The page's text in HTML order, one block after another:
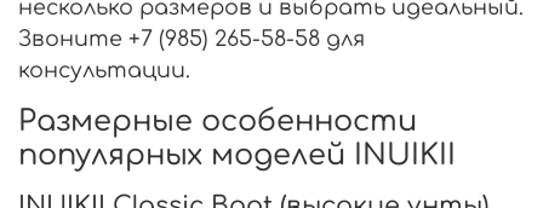
несколько размеров и выбрать идеальный.
Звоните +7 (985) 265-58-58 для
консультации.
Размерные особенности
популярных моделей INUIKII